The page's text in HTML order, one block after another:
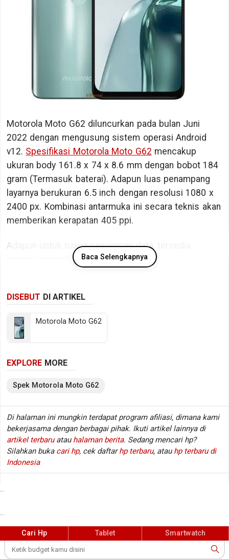
Motorola Moto G62 diluncurkan pada bulan Juni
2022 dengan mengusung sistem operasi Android
v12. Spesifikasi Motorola Moto G62 mencakup
ukuran body 161.8 x 74 x 8.6 mm dengan bobot 184
gram (Termasuk baterai). Adapun luas penampang
layarnya berukuran 6.5 inch dengan resolusi 1080 x
2400 px. Kombinasi antarmuka ini secara teknis akan
memberikan kerapatan 405 ppi.
Adapun untuk ruang penyimpan data, tersedia
memori internal berkapasitas 128 GB.
chipset Qualcomm Snapdragon 480+ 5G SM4350-AC
pada sektor fotografi tersedia kamera belakang
Triple lens dan kamera depan Single lens, sementara
mAh. Berikut beberapa spesifikasi kunci Motorola
Moto G62.
Spesifikasi Motorola Moto G62
Jaringan
GSM / HSDPA / LTE / 5G
Layar
:6.5 inch, 1080 x 2400 px
Kamera depan:Single lens
Memori RAM:4 GB RAM
Memori internal / storage
Baca Selengkapnya
DISEBUT DI ARTIKEL
Motorola Moto G62
EXPLORE MORE
Spek Motorola Moto G62
Di halaman ini mungkin terdapat program afiliasi, dimana kami
bekerjasama dengan berbagai pihak. Ikuti artikel lainnya di
artikel terbaru atau halaman berita. Sedang mencari hp?
Silahkan buka cari hp, cek daftar hp terbaru, atau hp terbaru di
Indonesia
...
...
Cari Hp Tablet Smartwatch